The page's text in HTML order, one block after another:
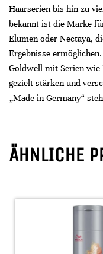
Haarserien bis hin zu
bekannt ist die Marke
Elumen oder Nectaya,
Ergebnisse
Goldwell mit Serien wie
gezielt stärken und
„Made in Germany“
ÄHNLICHE